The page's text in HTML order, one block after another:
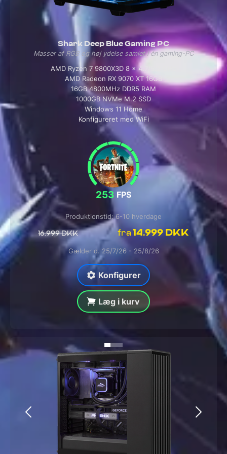
Shark Deep Blue Gaming PC
Masser af RGB og høj ydelse samlet i én gaming-PC
AMD Ryzen 7 9800X3D 8 x 4.7/5.2 GHz
AMD Radeon RX 9070 XT 16GB
16GB 4800MHz DDR5 RAM
1000GB NVMe M.2 SSD
Windows 11 Home
Konfigureret med WiFi
253 FPS
16.999 DKK fra 14.999 DKK
Produktionstid: 6-10 hverdage
Gælder d. 25/7/26 - 25/8/26
Konfigurer
Læg i kurv